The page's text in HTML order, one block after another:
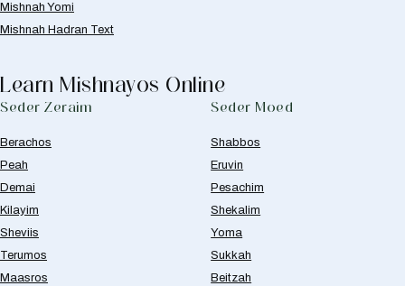
Mishnah Yomi
Mishnah Hadran Text
Learn Mishnayos Online
Seder Zeraim
Berachos
Peah
Demai
Kilayim
Sheviis
Terumos
Maasros
Seder Moed
Shabbos
Eruvin
Pesachim
Shekalim
Yoma
Sukkah
Beitzah